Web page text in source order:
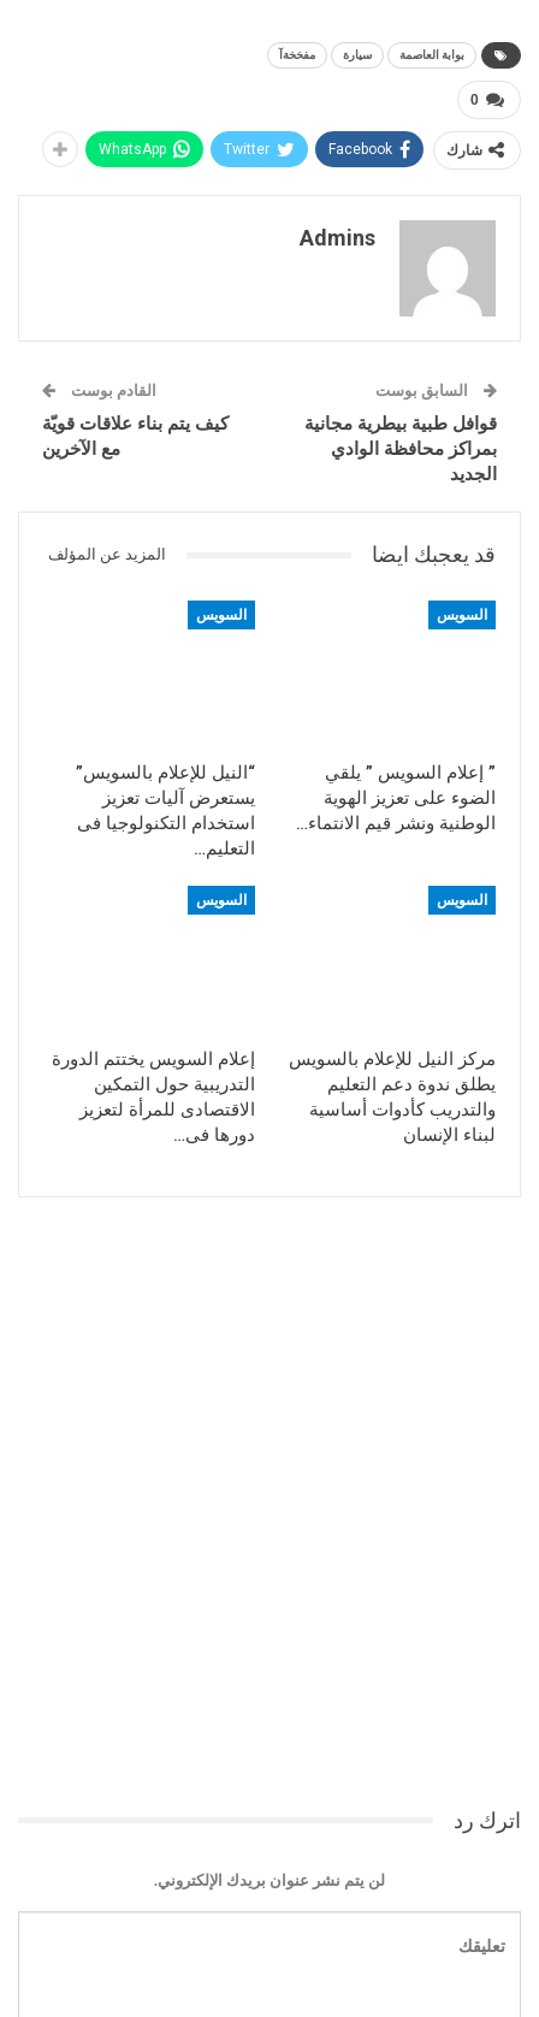
بوابة العاصمة سيارة مفخخةآ
0
شارك Facebook
Twitter
WhatsApp
Admins
السابق بوست
قوافل طبية بيطرية مجانية
بمراكز محافظة الوادي
الجديد
القادم بوست
كيف يتم بناء علاقات قويّة
مع الآخرين
قد يعجبك ايضا المزيد عن المؤلف
السويس
” إعلام السويس ” يلقي
الضوء على تعزيز الهوية
الوطنية ونشر قيم الانتماء…
السويس
“النيل للإعلام بالسويس”
يستعرض آليات تعزيز
استخدام التكنولوجيا فى
التعليم…
السويس
مركز النيل للإعلام بالسويس
يطلق ندوة دعم التعليم
والتدريب كأدوات أساسية
لبناء الإنسان
السويس
إعلام السويس يختتم الدورة
التدريبية حول التمكين
الاقتصادى للمرأة لتعزيز
دورها فى…
اترك رد
لن يتم نشر عنوان بريدك الإلكتروني.